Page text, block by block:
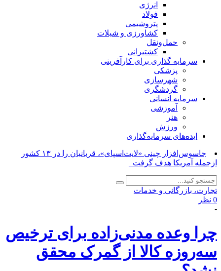
انرژی
فولاد
پتروشیمی
کشاورزی و شیلات
حمل‌و‌نقل
کشتیرانی
سرمایه گذاری برای کارآفرینی
پزشکی
شهرسازی
گردشگری
سرمایه انسانی
آموزشی
هنر
ورزش
ایده‌های سرمایه‌گذاری
راهن_
تجارت، بازرگانی و خدمات
0 نظر
-
چرا وعده مدنی‌زاده برای ترخیص
سه‌روزه کالا از گمرک محقق
نشد؟